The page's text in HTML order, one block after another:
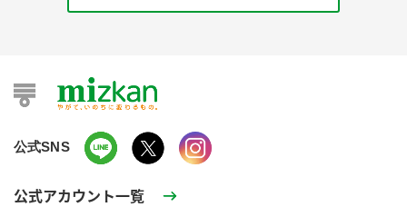
公式SNS
公式アカウント一覧